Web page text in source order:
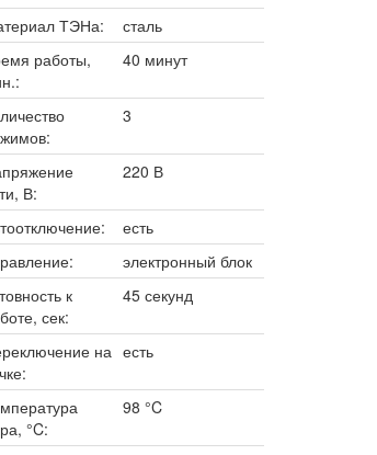
ТЭНа:
сталь
работы,
40 минут
3
В:
220 В
есть
электронный блок
к
сек:
45 секунд
на есть
°C:
98 °C